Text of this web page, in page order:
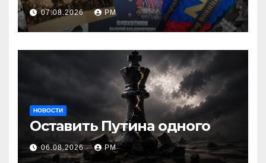
07.08.2026 РМ
НОВОСТИ
Оставить Путина одного
06.08.2026 РМ